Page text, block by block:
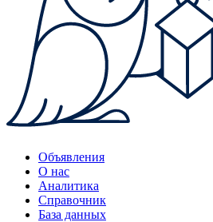
Объявления
О нас
Аналитика
Справочник
База данных